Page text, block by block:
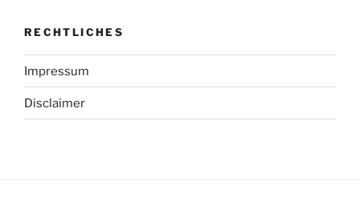
RECHTLICHES
Impressum
Disclaimer